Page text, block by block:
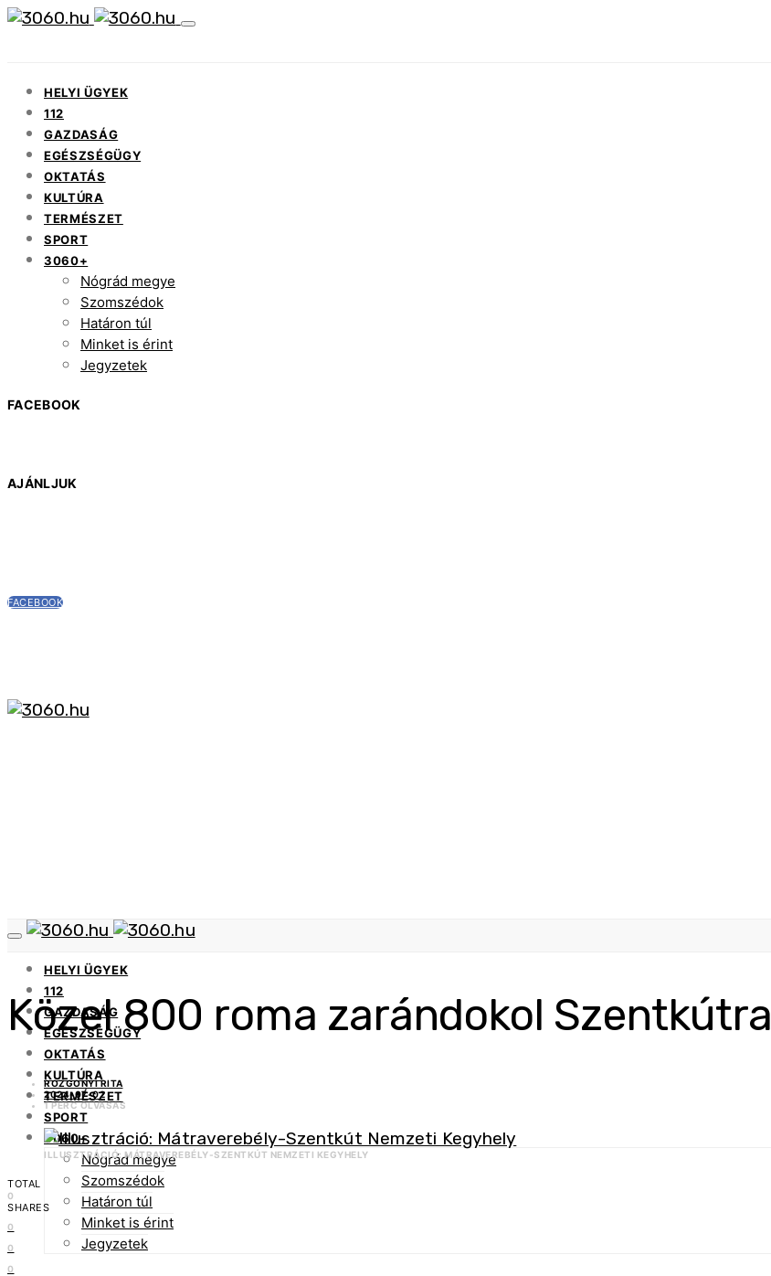
HELYI ÜGYEK
112
GAZDASÁG
EGÉSZSÉGÜGY
OKTATÁS
KULTÚRA
TERMÉSZET
SPORT
3060+
Nógrád megye
Szomszédok
Határon túl
Minket is érint
Jegyzetek
FACEBOOK
AJÁNLJUK
FACEBOOK
HELYI ÜGYEK
112
GAZDASÁG
EGÉSZSÉGÜGY
OKTATÁS
KULTÚRA
TERMÉSZET
SPORT
3060+
Nógrád megye
Szomszédok
Határon túl
Minket is érint
Jegyzetek
Közel 800 roma zarándokol Szentkútra
ROZGONYI RITA
2024-07-02
1 PERC OLVASÁS
ILLUSZTRÁCIÓ: MÁTRAVEREBÉLY-SZENTKÚT NEMZETI KEGYHELY
TOTAL
0
SHARES
0
0
0